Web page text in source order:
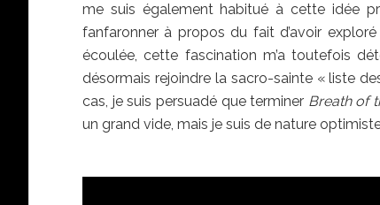
me suis également habitué à cette idée
fanfaronner à propos du fait d’avoir
écoulée, cette fascination m’a toutefois
désormais rejoindre la sacro-sainte « liste
cas, je suis persuadé que terminer Breath of
un grand vide, mais je suis de nature